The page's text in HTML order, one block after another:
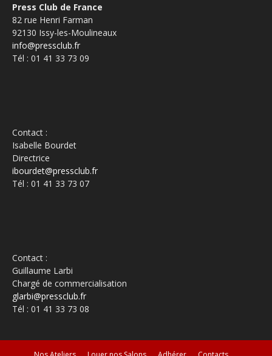
Press Club de France
82 rue Henri Farman
92130 Issy-les-Moulineaux
info@pressclub.fr
Tél : 01 41 33 73 09
Contact :
Isabelle Bourdet
Directrice
ibourdet@pressclub.fr
Tél : 01 41 33 73 07
Contact :
Guillaume Larbi
Chargé de commercialisation
glarbi@pressclub.fr
Tél : 01 41 33 73 08